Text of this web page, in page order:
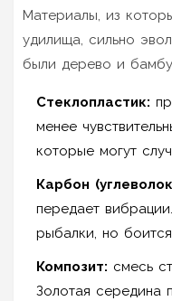
Материалы, из
удилища, сильно
были дерево и
Стеклопластик:
менее
которые могут
Карбон
передает
рыбалки, но
Композит: смесь
Золотая середина